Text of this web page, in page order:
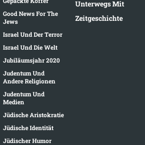
Good News For The
Jews
Israel Und Der Terror
Israel Und Die Welt
Jubiläumsjahr 2020
Judentum Und
Andere Religionen
Judentum Und
Medien
Jüdische Aristokratie
Jüdische Identität
Jüdischer Humor
Unterwegs Mit
Zeitgeschichte